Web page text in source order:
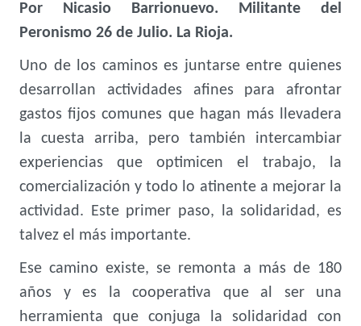
Por Nicasio Barrionuevo. Militante del
Peronismo 26 de Julio. La Rioja.
Uno de los caminos es juntarse entre quienes
desarrollan actividades afines para afrontar
gastos fijos comunes que hagan más llevadera
la cuesta arriba, pero también intercambiar
experiencias que optimicen el trabajo, la
comercialización y todo lo atinente a mejorar la
actividad. Este primer paso, la solidaridad, es
talvez el más importante.
Ese camino existe, se remonta a más de 180
años y es la cooperativa que al ser una
herramienta que conjuga la solidaridad con